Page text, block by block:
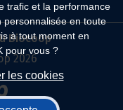
trafic et la performance
en toute
à tout moment en
pour vous ?
les cookies
Biocoop
2026